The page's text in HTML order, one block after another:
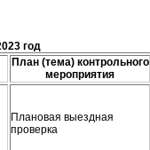
год
План (тема) контрольного
мероприятия
Плановая выездная
проверка